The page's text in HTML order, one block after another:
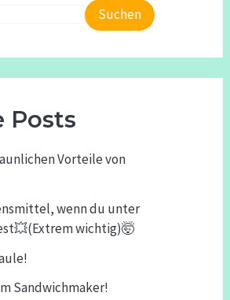
Suchen
Posts
Vorteile von
wenn du unter
wichtig)🤯
Sandwichmaker!